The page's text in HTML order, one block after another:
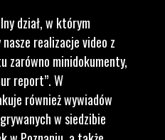
dział, w którym
realizacje video z
zarówno minidokumenty,
report”. W
również wywiadów
w siedzibie